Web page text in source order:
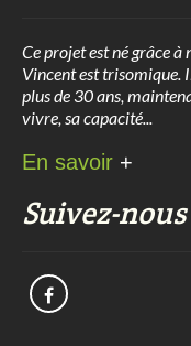
Ce projet est né grâce
Vincent est trisomique.
plus de 30 ans,
vivre, sa capacité...
En savoir +
Suivez-nous